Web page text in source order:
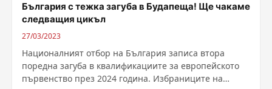
България с тежка загуба в Будапеща! Ще чакаме
следващия цикъл
27/03/2023
Националният отбор на България записа втора
поредна загуба в квалификациите за европейското
първенство през 2024 година. Избраниците на